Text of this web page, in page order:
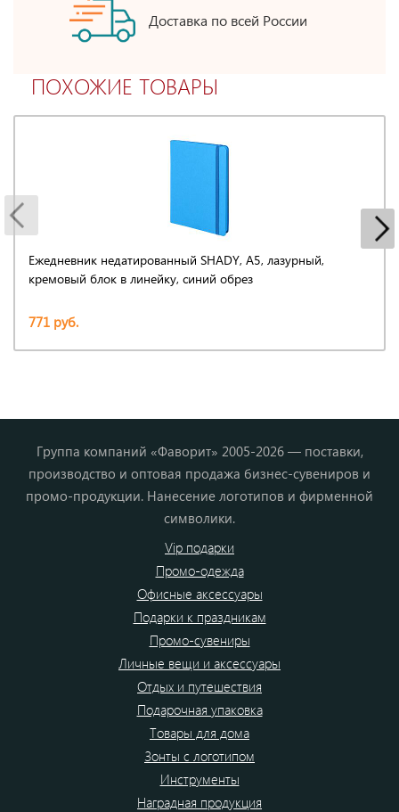
Доставка по всей России
ПОХОЖИЕ ТОВАРЫ
Ежедневник недатированный SHADY, А5, лазурный,
кремовый блок в линейку, синий обрез
771 руб.
Группа компаний «Фаворит» 2005-2026 — поставки,
производство и оптовая продажа бизнес-сувениров и
промо-продукции. Нанесение логотипов и фирменной
символики.
Vip подарки
Промо-одежда
Офисные аксессуары
Подарки к праздникам
Промо-сувениры
Личные вещи и аксессуары
Отдых и путешествия
Подарочная упаковка
Товары для дома
Зонты с логотипом
Инструменты
Наградная продукция